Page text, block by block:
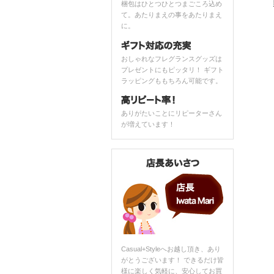
梱包はひとつひとつまごころ込め
て。あたりまえの事をあたりまえ
に。
おしゃれなフレグランスグッズは
プレゼントにもピッタリ！ ギフト
ラッピングももちろん可能です。
ありがたいことにリピーターさん
が増えています！
Casual+Styleへお越し頂き、あり
がとうございます！ できるだけ皆
様に楽しく気軽に、安心してお買